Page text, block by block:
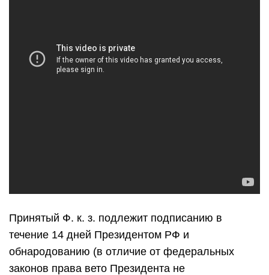
Принятый Ф. к. з. подлежит подписанию в
течение 14 дней Президентом РФ и
обнародованию (в отличие от федеральных
законов права вето Президента не